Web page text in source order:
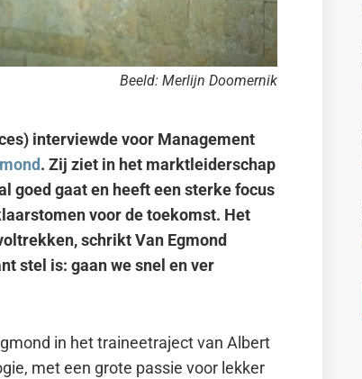
Beeld: Merlijn Doomernik
interviewde voor Management
. Zij ziet in het marktleiderschap
goed gaat en heeft een sterke focus
voor de toekomst. Het
schrikt Van Egmond
stel is: gaan we snel en ver
in het traineetraject van Albert
met een grote passie voor lekker